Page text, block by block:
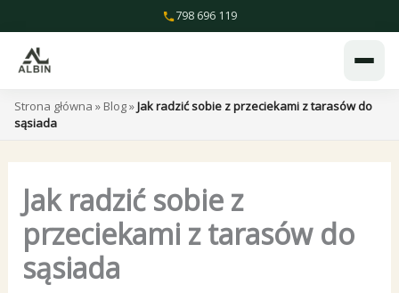
do
treści
798 696 119
Strona główna » Blog»Jak radzić sobie z przeciekami z tarasów do
sąsiada
Jak radzić sobie z
przeciekami z tarasów do
sąsiada